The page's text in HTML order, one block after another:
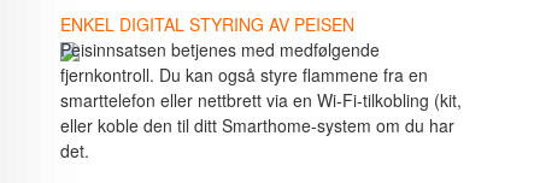
ENKEL DIGITAL STYRING AV PEISEN
Peisinnsatsen betjenes med medfølgende
fjernkontroll. Du kan også styre flammene fra en
smarttelefon eller nettbrett via en Wi-Fi-tilkobling (kit,
eller koble den til ditt Smarthome-system om du har
det.